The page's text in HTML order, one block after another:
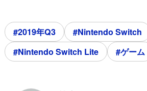
#2019年Q3
#Nintendo Switch
#Nintendo Switch Lite
#ゲーム